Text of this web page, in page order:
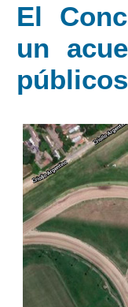
El
un
públicos